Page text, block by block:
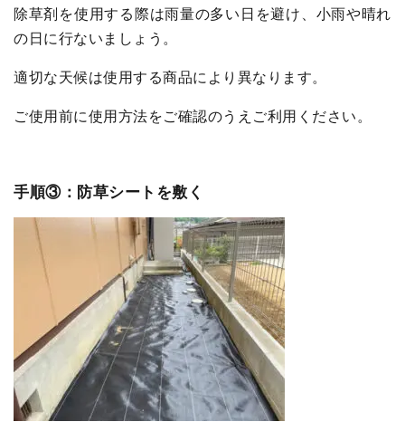
除草剤を使用する際は雨量の多い日を避け、小雨や晴れ
の日に行ないましょう。
適切な天候は使用する商品により異なります。
ご使用前に使用方法をご確認のうえご利用ください。
手順③：防草シートを敷く